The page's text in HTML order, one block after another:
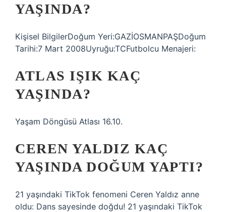
YAŞINDA?
Kişisel BilgilerDoğum Yeri:GAZİOSMANPAŞDoğum
Tarihi:7 Mart 2008Uyruğu:TCFutbolcu Menajeri:
ATLAS IŞIK KAÇ
YAŞINDA?
Yaşam Döngüsü Atlası 16.10.
CEREN YALDIZ KAÇ
YAŞINDA DOĞUM YAPTI?
21 yaşındaki TikTok fenomeni Ceren Yaldız anne
oldu: Dans sayesinde doğdu! 21 yaşındaki TikTok